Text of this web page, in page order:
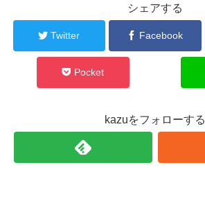
シェアする
Twitter Facebook
Pocket
kazuをフォローする